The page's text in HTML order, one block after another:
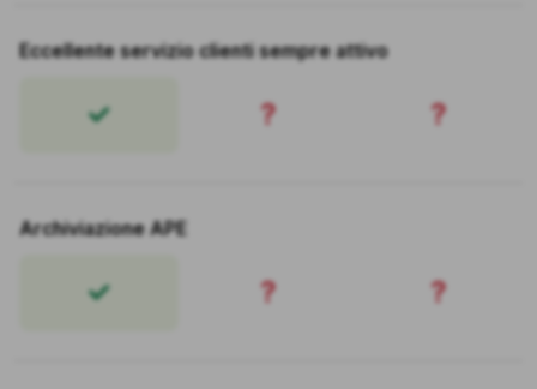
Eccellente servizio clienti sempre attivo
? ?
Archiviazione APE
? ?